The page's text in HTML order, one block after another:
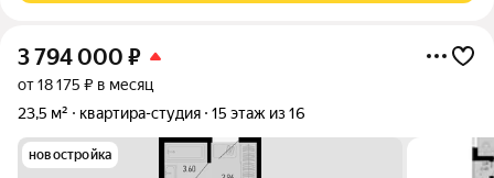
3 794 000 ₽
от 18 175 ₽ в месяц
23,5 м²
квартира-студия 15 этаж из 16
новостройка